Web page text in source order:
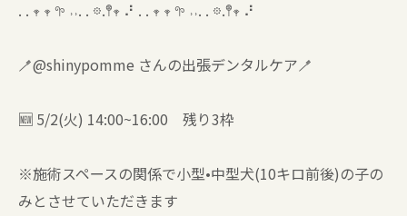
. . 𖥧 𖥧 𖧧 ˒˒. . 𖡼.𖤣𖥧 ⠜ . . 𖥧 𖥧 𖧧 ˒˒. . 𖡼.𖤣𖥧 ⠜
🪥@shinypomme さんの出張デンタルケア🪥
🆕 5/2(火) 14:00~16:00 残り3枠
※施術スペースの関係で小型•中型犬(10キロ前後)の子の
みとさせていただきます